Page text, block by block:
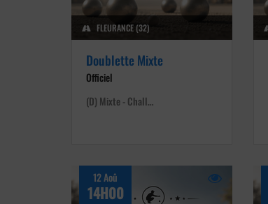
FLEURANCE (32)
Doublette Mixte
Officiel
(D) Mixte - Chall…
12 Aoû
14H00